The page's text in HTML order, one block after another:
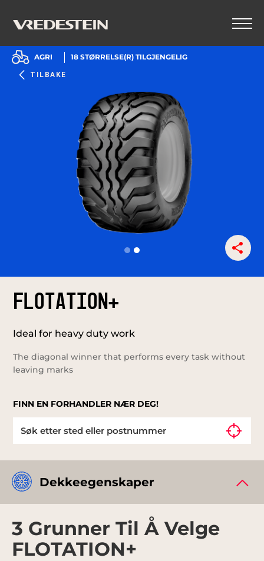
TILBAKE
AGRI 18 STØRRELSE(R) TILGJENGELIG
FLOTATION+
Ideal for heavy duty work
The diagonal winner that performs every task without
leaving marks
FINN EN FORHANDLER NÆR DEG!
Dekkeegenskaper
3 Grunner Til Å Velge
FLOTATION+